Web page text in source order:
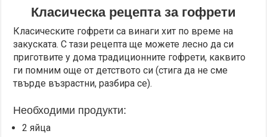
Класическа рецепта за гофрети
Класическите гофрети са винаги хит по време на
закуската. С тази рецепта ще можете лесно да си
приготвите у дома традиционните гофрети, каквито
ги помним още от детството си (стига да не сме
твърде възрастни, разбира се).
Необходими продукти:
2 яйца